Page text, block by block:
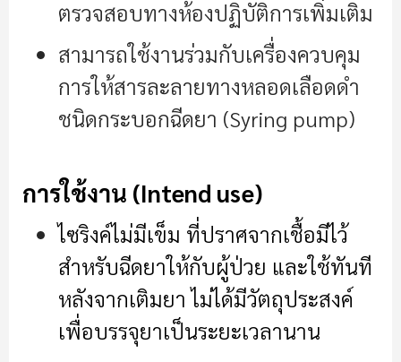
ตรวจสอบทางห้องปฏิบัติการเพิ่มเติม
สามารถใช้งานร่วมกับเครื่องควบคุม
การให้สารละลายทางหลอดเลือดดำ
ชนิดกระบอกฉีดยา (Syring pump)
การใช้งาน (Intend use)
ไซริงค์ไม่มีเข็ม ที่ปราศจากเชื้อมีไว้
สำหรับฉีดยาให้กับผู้ป่วย และใช้ทันที
หลังจากเติมยา ไม่ได้มีวัตถุประสงค์
เพื่อบรรจุยาเป็นระยะเวลานาน